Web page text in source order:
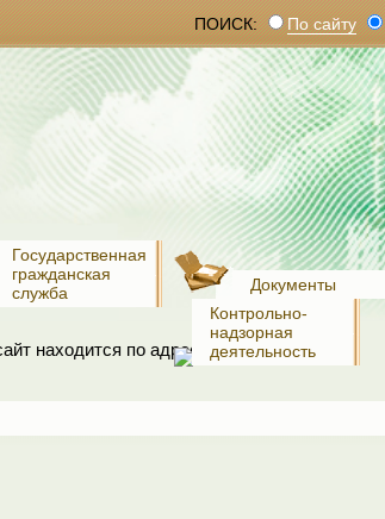
ПОИСК: По сайту
Государственная
гражданская
служба
Документы
Контрольно-
надзорная
деятельность
находится по адресу:www.old.recko.ru